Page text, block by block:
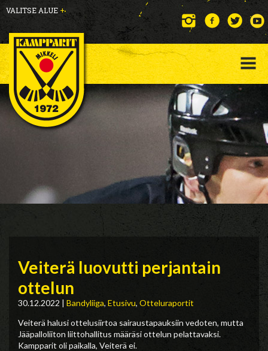
VALITSE ALUE +
Veiterä luovutti perjantain
ottelun
30.12.2022 | Bandyliiga, Etusivu, Otteluraportit
Veiterä halusi ottelusiirtoa sairaustapauksiin vedoten, mutta
Jääpalloliiton liittohallitus määräsi ottelun pelattavaksi.
Kampparit oli paikalla, Veiterä ei.